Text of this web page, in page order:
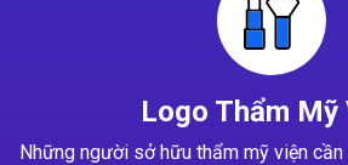
Logo Thẩm Mỹ
Những người sở hữu thẩm mỹ viện